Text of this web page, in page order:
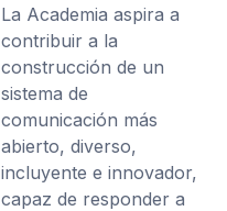
La Academia aspira a
contribuir a la
construcción de un
sistema de
comunicación más
abierto, diverso,
incluyente e innovador,
capaz de responder a